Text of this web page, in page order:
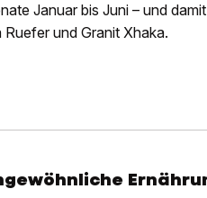
Januar bis Juni – und
und Granit Xhaka.